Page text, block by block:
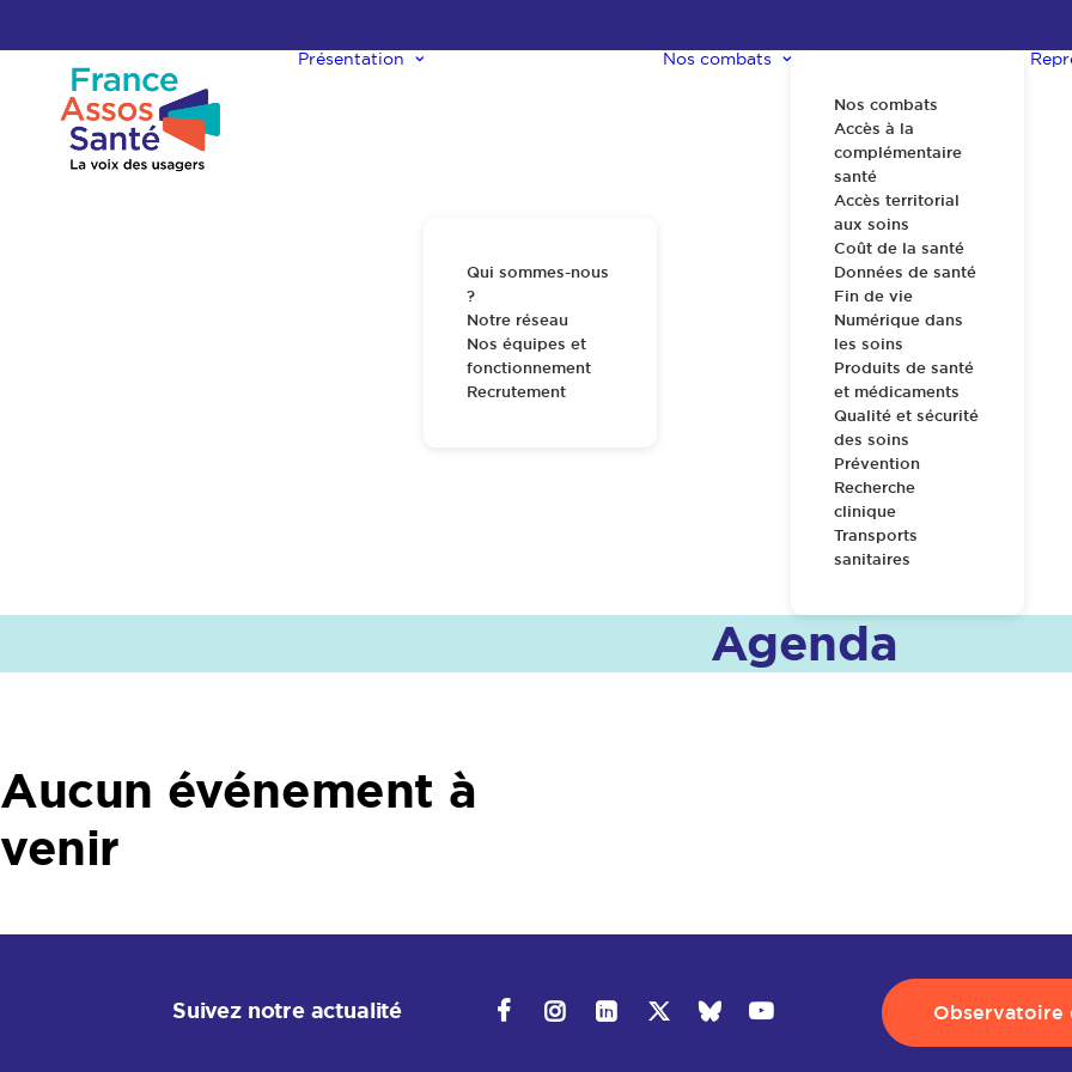
Présentation
Qui sommes-nous
?
Notre réseau
Nos équipes et
fonctionnement
Recrutement
Nos combats
Nos combats
Accès à la
complémentaire
santé
Accès territorial
aux soins
Coût de la santé
Données de santé
Fin de vie
Numérique dans
les soins
Produits de santé
et médicaments
Qualité et sécurité
des soins
Prévention
Recherche
clinique
Transports
sanitaires
Agenda
Aucun événement à
venir
Suivez notre actualité Observatoire